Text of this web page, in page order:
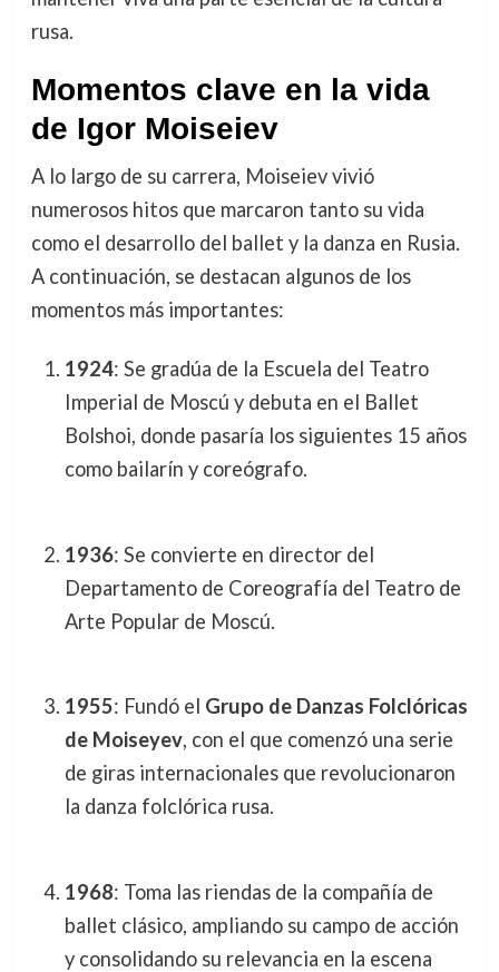
rusa.
Momentos clave en la vida
de Igor Moiseiev
A lo largo de su carrera, Moiseiev vivió
numerosos hitos que marcaron tanto su vida
como el desarrollo del ballet y la danza en Rusia.
A continuación, se destacan algunos de los
momentos más importantes:
1924: Se gradúa de la Escuela del Teatro
Imperial de Moscú y debuta en el Ballet
Bolshoi, donde pasaría los siguientes 15 años
como bailarín y coreógrafo.
1936: Se convierte en director del
Departamento de Coreografía del Teatro de
Arte Popular de Moscú.
1955: Fundó el Grupo de Danzas Folclóricas
de Moiseyev, con el que comenzó una serie
de giras internacionales que revolucionaron
la danza folclórica rusa.
1968: Toma las riendas de la compañía de
ballet clásico, ampliando su campo de acción
y consolidando su relevancia en la escena